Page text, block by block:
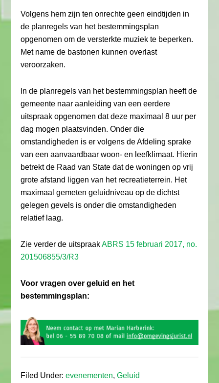
Volgens hem zijn ten onrechte geen eindtijden in
de planregels van het bestemmingsplan
opgenomen om de versterkte muziek te beperken.
Met name de bastonen kunnen overlast
veroorzaken.
In de planregels van het bestemmingsplan heeft de
gemeente naar aanleiding van een eerdere
uitspraak opgenomen dat deze maximaal 8 uur per
dag mogen plaatsvinden. Onder die
omstandigheden is er volgens de Afdeling sprake
van een aanvaardbaar woon- en leefklimaat. Hierin
betrekt de Raad van State dat de woningen op vrij
grote afstand liggen van het recreatieterrein. Het
maximaal gemeten geluidniveau op de dichtst
gelegen gevels is onder die omstandigheden
relatief laag.
Zie verder de uitspraakABRS 15 februari 2017, no.
201506855/3/R3
Voor vragen over geluid en het
bestemmingsplan:
Filed Under:evenementen,Geluid